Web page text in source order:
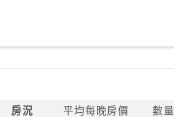
房況 平均每晚房價 數量